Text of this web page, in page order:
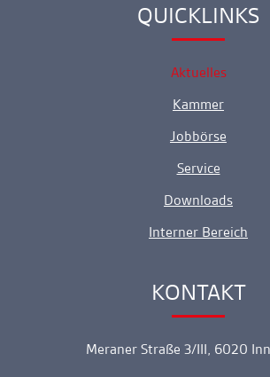
Ankerlink
QUICKLINKS
Aktuelles
Kammer
Jobbörse
Service
Downloads
Interner Bereich
Ankerlink
KONTAKT
Meraner Straße 3/III, 6020